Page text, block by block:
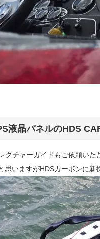
液晶パネルのHDS
クチャーガイドもご依頼いた
思いますがHDSカーボンに新